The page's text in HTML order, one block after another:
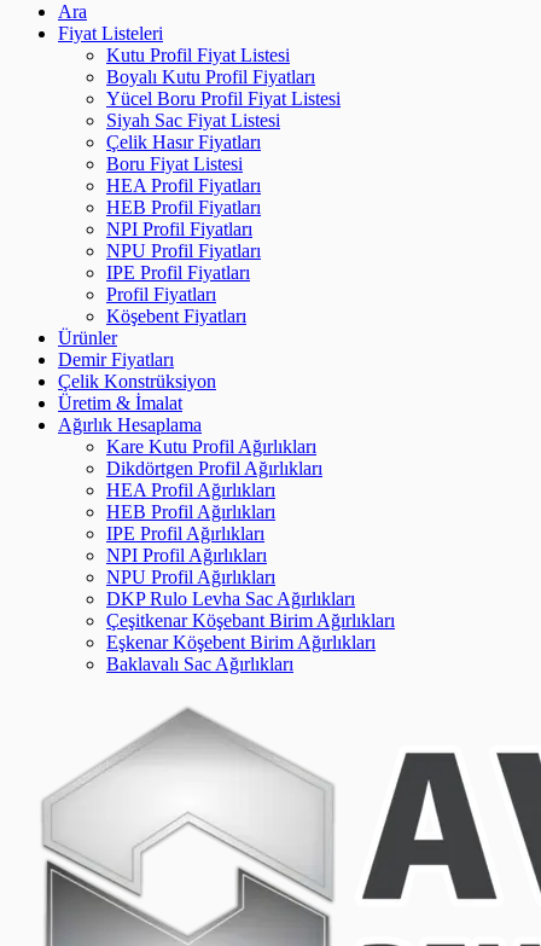
Ara
Fiyat Listeleri
Kutu Profil Fiyat Listesi
Boyalı Kutu Profil Fiyatları
Yücel Boru Profil Fiyat Listesi
Siyah Sac Fiyat Listesi
Çelik Hasır Fiyatları
Boru Fiyat Listesi
HEA Profil Fiyatları
HEB Profil Fiyatları
NPI Profil Fiyatları
NPU Profil Fiyatları
IPE Profil Fiyatları
Profil Fiyatları
Köşebent Fiyatları
Ürünler
Demir Fiyatları
Çelik Konstrüksiyon
Üretim & İmalat
Ağırlık Hesaplama
Kare Kutu Profil Ağırlıkları
Dikdörtgen Profil Ağırlıkları
HEA Profil Ağırlıkları
HEB Profil Ağırlıkları
IPE Profil Ağırlıkları
NPI Profil Ağırlıkları
NPU Profil Ağırlıkları
DKP Rulo Levha Sac Ağırlıkları
Çeşitkenar Köşebant Birim Ağırlıkları
Eşkenar Köşebent Birim Ağırlıkları
Baklavalı Sac Ağırlıkları